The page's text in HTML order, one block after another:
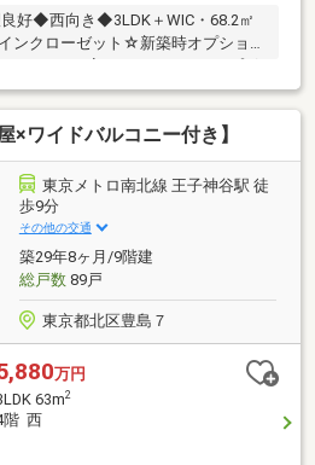
好◆西向き◆3LDK＋WIC・68.2㎡
ンクローゼット☆新築時オプション
ーローパネル変更 カップボ
キッチンカウンター下収納
スS（保温浴槽） ドア外タオル
サウナトイレ：F3A（オート洗
ラー（W600×1800）～アクセス～■
条」駅徒歩7分■東京メトロ南北線
9分■埼京線「十条」駅徒歩15分
×ワイドバルコニー付き】
東京メトロ南北線 王子神谷駅 徒
歩9分
その他の交通
築29年8ヶ月/9階建
総戸数89戸
東京都北区豊島７
万円
63m2
階 西